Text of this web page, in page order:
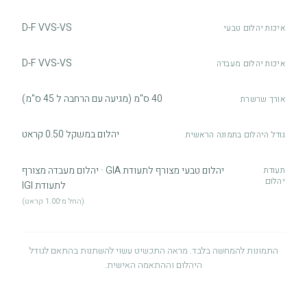
איכות יהלום טבעי D-F VVS-VS
איכות יהלום מעבדה D-F VVS-VS
אורך שרשרת 40 ס"מ (מגיעה עם הרחבה ל 45 ס"מ)
גודל היהלום בתמונה הראשית יהלום במשקל 0.50 קראט
תעודת
יהלום
יהלום טבעי מצורף לתעודת GIA · יהלום מעבדה מצורף
לתעודת IGI
(החל מ־1.00 קראט)
התמונות להמחשה בלבד. מראה התכשיט עשוי להשתנות בהתאם לגודל
היהלום וההתאמה האישית.